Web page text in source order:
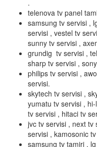
.
telenova tv panel
samsung tv servisi ,
servisi , vestel tv
sunny tv servisi ,
grundig tv servisi ,
sharp tv servisi ,
philips tv servisi ,
servisi.
skytech tv servisi ,
yumatu tv servisi ,
tv servisi , hitaci tv
jvc tv servisi , next tv
servisi , kamosonic
samsung tv tamiri ,